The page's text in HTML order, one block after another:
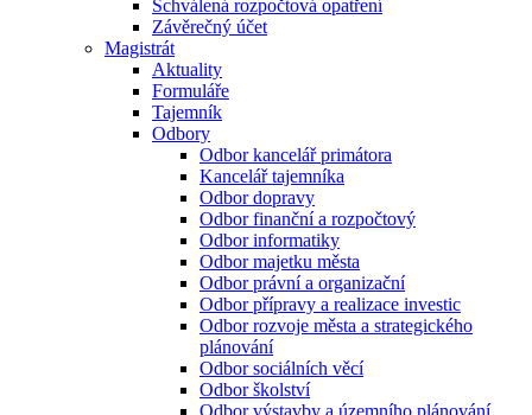
Schválená rozpočtová opatření
Závěrečný účet
Magistrát
Aktuality
Formuláře
Tajemník
Odbory
Odbor kancelář primátora
Kancelář tajemníka
Odbor dopravy
Odbor finanční a rozpočtový
Odbor informatiky
Odbor majetku města
Odbor právní a organizační
Odbor přípravy a realizace investic
Odbor rozvoje města a strategického
plánování
Odbor sociálních věcí
Odbor školství